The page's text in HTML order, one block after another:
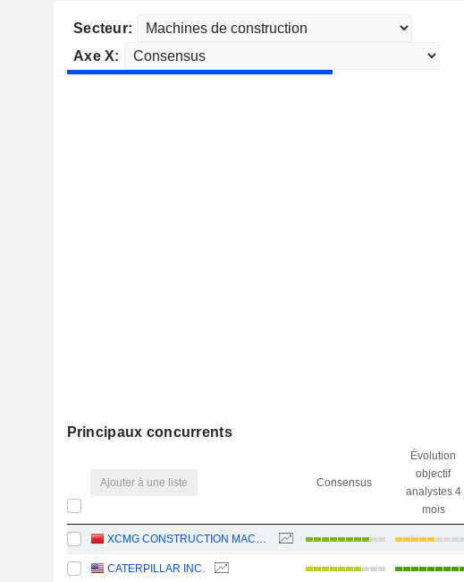
Secteur:
Axe X:
Principaux concurrents
Ajouter à une liste Consensus
Évolution
objectif
analystes 4
mois
XCMG CONSTRUCTION MACHINERY CO., LTD.
CATERPILLAR INC.